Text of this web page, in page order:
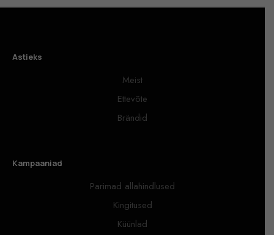
Astieks
Meist
Ettevõte
Brändid
Kampaaniad
Parimad allahindlused
Kingitused
Küünlad